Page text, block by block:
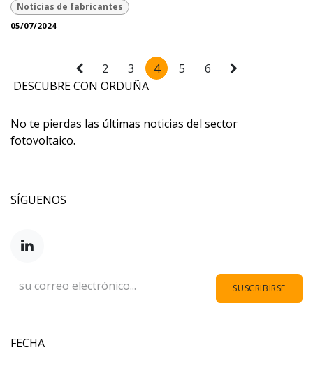
Notícias de fabricantes
05/07/2024
2 3 4 5
6
DESCUBRE CON ORDUÑA
No te pierdas las últimas noticias del sector
fotovoltaico.
SÍGUENOS
SUSCRIBIRSE
FECHA